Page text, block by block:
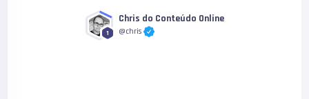
1
Chris do Conteúdo Online
@chris